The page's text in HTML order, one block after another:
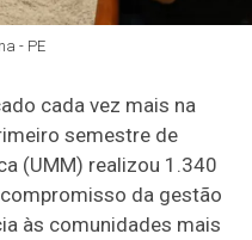
- PE
cada vez mais na
semestre de
(UMM) realizou 1.340
da gestão
às comunidades mais